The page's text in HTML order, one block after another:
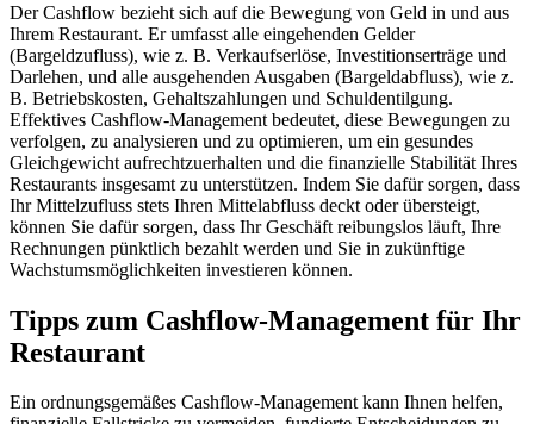
Der Cashflow bezieht sich auf die Bewegung von Geld in und aus
Ihrem Restaurant. Er umfasst alle eingehenden Gelder
(Bargeldzufluss), wie z. B. Verkaufserlöse, Investitionserträge und
Darlehen, und alle ausgehenden Ausgaben (Bargeldabfluss), wie z.
B. Betriebskosten, Gehaltszahlungen und Schuldentilgung.
Effektives Cashflow-Management bedeutet, diese Bewegungen zu
verfolgen, zu analysieren und zu optimieren, um ein gesundes
Gleichgewicht aufrechtzuerhalten und die finanzielle Stabilität Ihres
Restaurants insgesamt zu unterstützen. Indem Sie dafür sorgen, dass
Ihr Mittelzufluss stets Ihren Mittelabfluss deckt oder übersteigt,
können Sie dafür sorgen, dass Ihr Geschäft reibungslos läuft, Ihre
Rechnungen pünktlich bezahlt werden und Sie in zukünftige
Wachstumsmöglichkeiten investieren können.
Tipps zum Cashflow-Management für Ihr
Restaurant
Ein ordnungsgemäßes Cashflow-Management kann Ihnen helfen,